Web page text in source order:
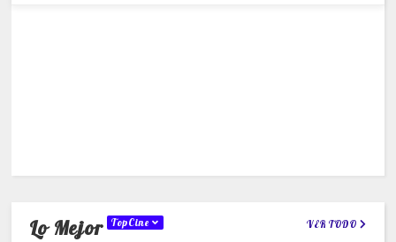
Lo Mejor TopCine VER TODO